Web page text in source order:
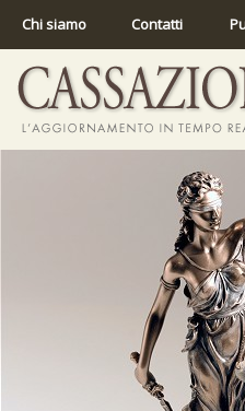
Chi siamo Contatti